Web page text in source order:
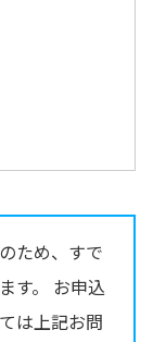
ため、すで
す。 お申込
は上記お問